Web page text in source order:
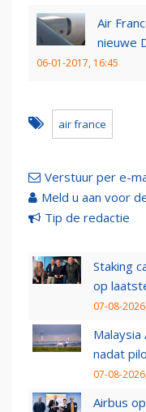
Air
nieuwe
06-01-2017, 16:45
air france
Verstuur per e-
Meld u aan voor
Tip de redactie
Staking
op
07-08-
nadat
07-08-
Airbus